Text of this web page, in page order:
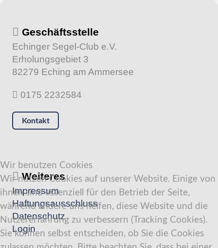
Geschäftsstelle
Echinger Segel-Club e.V.
Erholungsgebiet 3
82279 Eching am Ammersee
0175 2232584
Kontakt
Weiteres
Impressum
Haftungsausschluss
Datenschutz
Login
Wir benutzen Cookies
Wir nutzen Cookies auf unserer Website. Einige von
ihnen sind essenziell für den Betrieb der Seite,
während andere uns helfen, diese Website und die
Nutzererfahrung zu verbessern (Tracking Cookies).
Sie können selbst entscheiden, ob Sie die Cookies